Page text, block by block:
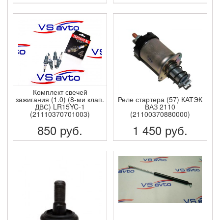
ПОДРОБНЕЕ ПОДРОБНЕЕ
Комплект свечей
зажигания (1.0) (8-ми клап.
ДВС) LR15YC-1
(21110370701003)
850 руб.
ПОДРОБНЕЕ
Реле стартера (57) КАТЭК
ВАЗ 2110
(21100370880000)
1 450 руб.
ПОДРОБНЕЕ